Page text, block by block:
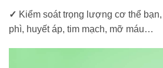
✓ Kiểm soát trọng lượng cơ thể
phì, huyết áp, tim mạch, mỡ máu…